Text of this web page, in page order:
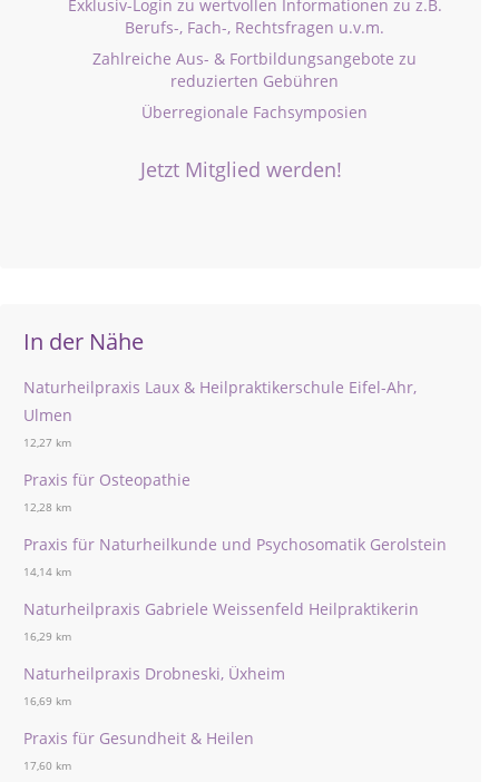
Exklusiv-Login zu wertvollen Informationen zu z.B.
Berufs-, Fach-, Rechtsfragen u.v.m.
Zahlreiche Aus- & Fortbildungsangebote zu
reduzierten Gebühren
Überregionale Fachsymposien
Jetzt Mitglied werden!
In der Nähe
Naturheilpraxis Laux & Heilpraktikerschule Eifel-Ahr,
Ulmen
12,27 km
Praxis für Osteopathie
12,28 km
Praxis für Naturheilkunde und Psychosomatik Gerolstein
14,14 km
Naturheilpraxis Gabriele Weissenfeld Heilpraktikerin
16,29 km
Naturheilpraxis Drobneski, Üxheim
16,69 km
Praxis für Gesundheit & Heilen
17,60 km